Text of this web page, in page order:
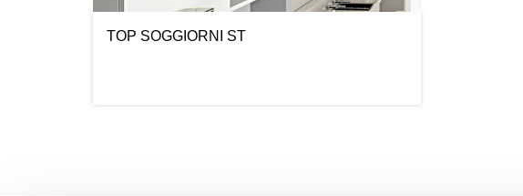
TOP SOGGIORNI ST